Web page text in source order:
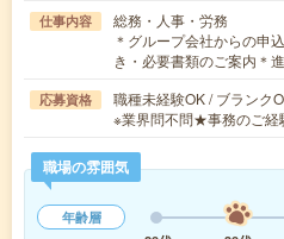
仕事内容
総務・人事・労務
＊グループ会社からの申
き・必要書類のご案内＊
応募資格
職種未経験OK / ブランク
※業界問不問★事務のご経
職場の雰囲気
年齢層